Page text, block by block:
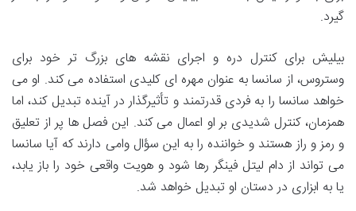
گیرد.
بیلیش برای کنترل دره و اجرای نقشه های بزرگ تر خود برای
وستروس، از سانسا به عنوان مهره ای کلیدی استفاده می کند. او می
خواهد سانسا را به فردی قدرتمند و تأثیرگذار در آینده تبدیل کند، اما
همزمان، کنترل شدیدی بر او اعمال می کند. این فصل ها پر از تعلیق
و رمز و راز هستند و خواننده را به این سؤال وامی دارند که آیا سانسا
می تواند از دام لیتل فینگر رها شود و هویت واقعی خود را باز یابد،
یا به ابزاری در دستان او تبدیل خواهد شد.